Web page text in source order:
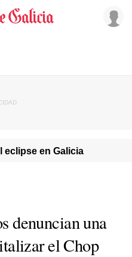
eclipse en Galicia
denuncian una
el Chop